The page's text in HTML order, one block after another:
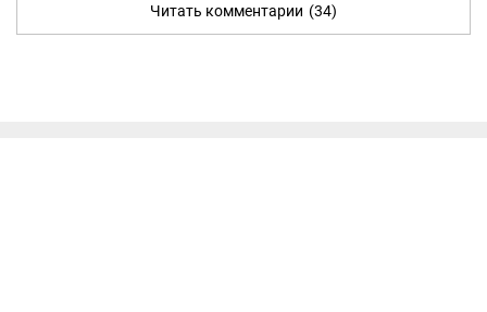
Читать комментарии (34)